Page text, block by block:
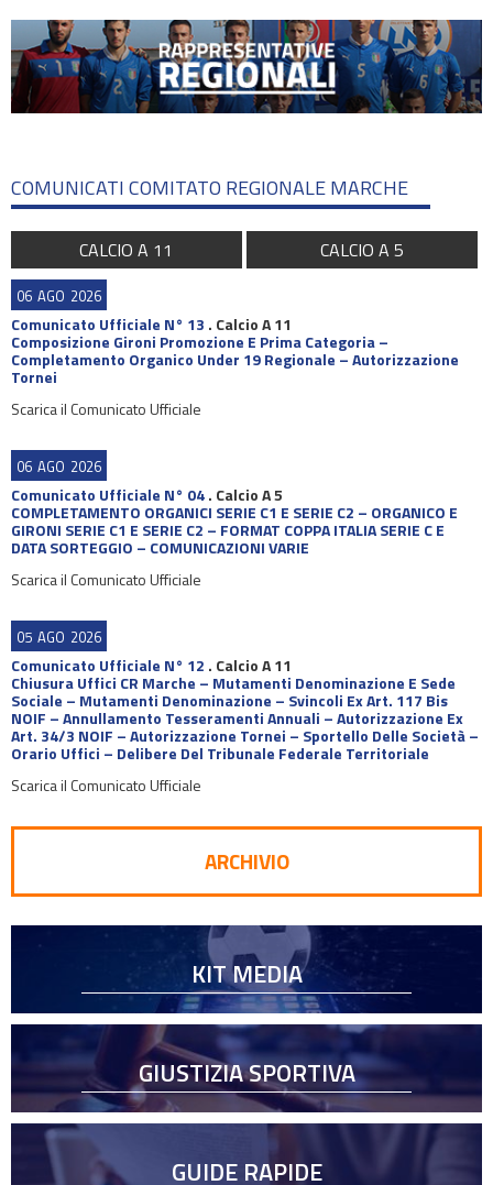
COMUNICATI COMITATO REGIONALE MARCHE
CALCIO A 11 CALCIO A 5
06 AGO 2026
Comunicato Ufficiale N° 13 . Calcio A 11
Composizione Gironi Promozione E Prima Categoria –
Completamento Organico Under 19 Regionale – Autorizzazione
Tornei
Scarica il Comunicato Ufficiale
06 AGO 2026
Comunicato Ufficiale N° 04. Calcio A 5
COMPLETAMENTO ORGANICI SERIE C1 E SERIE C2 – ORGANICO E
GIRONI SERIE C1 E SERIE C2 – FORMAT COPPA ITALIA SERIE C E
DATA SORTEGGIO – COMUNICAZIONI VARIE
Scarica il Comunicato Ufficiale
05 AGO 2026
Comunicato Ufficiale N° 12 . Calcio A 11
Chiusura Uffici CR Marche – Mutamenti Denominazione E Sede
Sociale – Mutamenti Denominazione – Svincoli Ex Art. 117 Bis
NOIF – Annullamento Tesseramenti Annuali – Autorizzazione Ex
Art. 34/3 NOIF – Autorizzazione Tornei – Sportello Delle Società –
Orario Uffici – Delibere Del Tribunale Federale Territoriale
Scarica il Comunicato Ufficiale
ARCHIVIO
KIT MEDIA
GIUSTIZIA SPORTIVA
GUIDE RAPIDE